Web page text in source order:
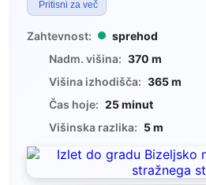
Pritisni za več
Zahtevnost:
sprehod
Nadm. višina: 370 m
Višina izhodišča: 365 m
Čas hoje: 25 minut
Višinska razlika: 5 m